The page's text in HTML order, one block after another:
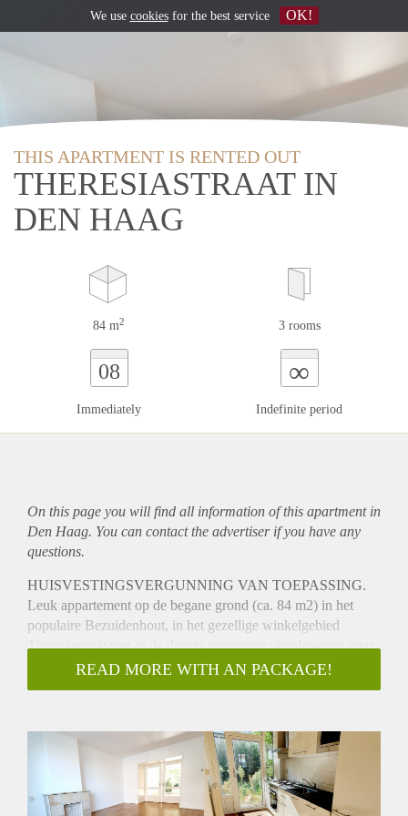
THIS APARTMENT IS RENTED OUT
THERESIASTRAAT IN
DEN HAAG
84 m2 3 rooms
08
Immediately
∞
Indefinite period
On this page you will find all information of this apartmentin
Den Haag. You can contact the advertiser if you have any
questions.
HUISVESTINGSVERGUNNING VAN TOEPASSING.
Leuk appartement op de begane grond (ca. 84 m2) in het
populaire Bezuidenhout, in het gezellige winkelgebied
Theresiastraat met in de directe omgeving uitvalswegen naar
de snelweg en het Centraal Station op bijna loopafstand.
INDELING
slaapkamer aan de voorzijde, 1 slaapkamer aan de
achterzijde, separate keuken met divers inbouwapparatuur,
badkamer met douche. Riante zonnige achtertuin. In de
kelder van het complex bevindt zich nog de privé berging.
READ MORE WITH AN PACKAGE!
We use cookiesfor the best service OK!